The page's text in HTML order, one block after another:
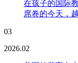
在孩子的国际
席卷的今天，
03
2026.02